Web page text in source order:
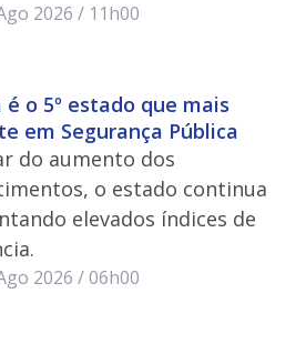
2026 / 11h00
é o 5º estado que mais
em Segurança Pública
do aumento dos
o estado continua
elevados índices de
2026 / 06h00